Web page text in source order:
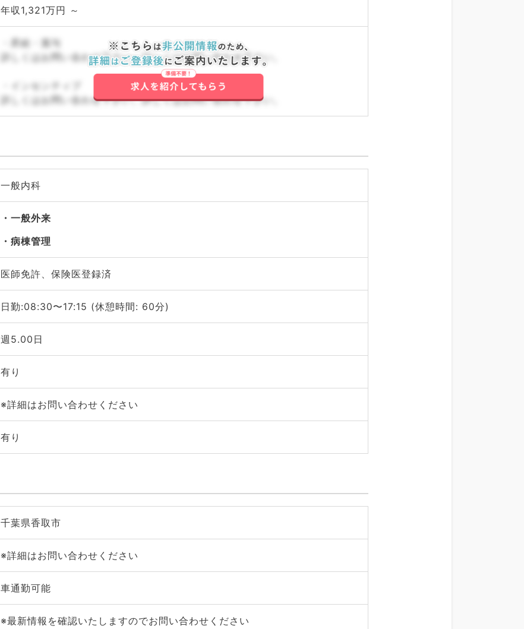
年収1,321万円 ～
・昇給・賞与
詳しくはお問い合わせ下さい。詳しくはお問い合わせ下さい。
・インセンティブ
詳しくはお問い合わせ下さい。詳しくはお問い合わせ下さい。
一般内科
一般外来
病棟管理
医師免許、保険医登録済
日勤:08:30〜17:15 (休憩時間: 60分)
週5.00日
有り
※詳細はお問い合わせください
有り
千葉県香取市
※詳細はお問い合わせください
車通勤可能
※最新情報を確認いたしますのでお問い合わせください